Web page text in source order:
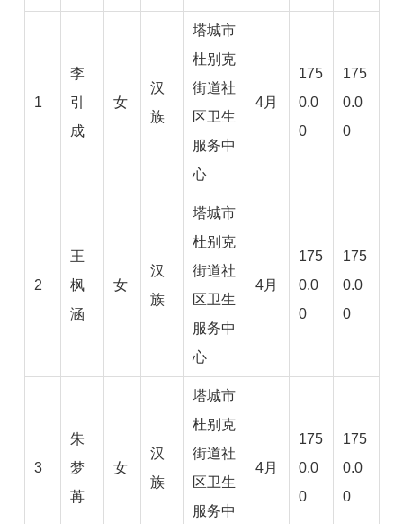
1
李
引
成
女
汉
族
塔城市
杜别克
街道社
区卫生
服务中
心
4月
175
0.0
0
175
0.0
0
2
王
枫
涵
女
汉
族
塔城市
杜别克
街道社
区卫生
服务中
心
4月
175
0.0
0
175
0.0
0
3
朱
梦
苒
女
汉
族
塔城市
杜别克
街道社
区卫生
服务中
4月
175
0.0
0
175
0.0
0